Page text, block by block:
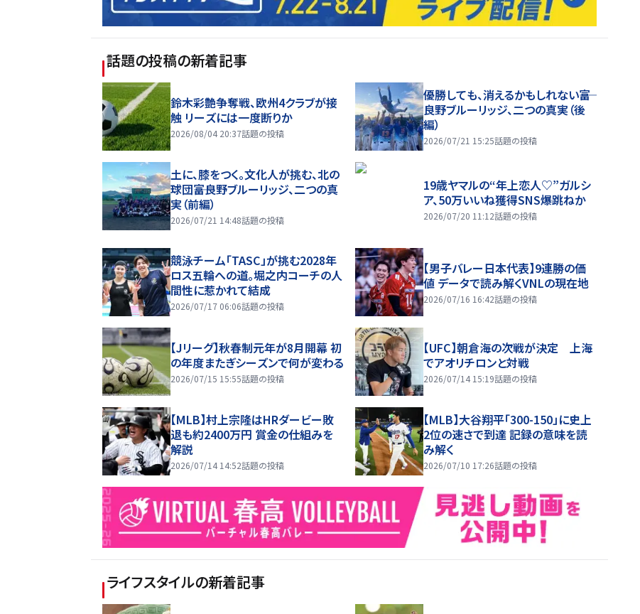
話題の投稿の新着記事
鈴木彩艶争奪戦、欧州4クラブが接
触 リーズには一度断りか
2026/08/04 20:37話題の投稿
優勝しても、消えるかもしれない――富
良野ブルーリッジ、二つの真実（後
編）
2026/07/21 15:25話題の投稿
土に、膝をつく。文化人が挑む、北の
球団――富良野ブルーリッジ、二つの真
実（前編）
2026/07/21 14:48話題の投稿
19歳ヤマルの“年上恋人♡”ガルシ
ア、50万いいね獲得SNS爆跳ねか
2026/07/20 11:12話題の投稿
競泳チーム「TASC」が挑む2028年
ロス五輪への道。堀之内コーチの人
間性に惹かれて結成
2026/07/17 06:06話題の投稿
【男子バレー日本代表】9連勝の価
値 データで読み解くVNLの現在地
2026/07/16 16:42話題の投稿
【Jリーグ】秋春制元年が8月開幕 初
の年度またぎシーズンで何が変わる
2026/07/15 15:55話題の投稿
【UFC】朝倉海の次戦が決定 上海
でアオリチロンと対戦
2026/07/14 15:19話題の投稿
【MLB】村上宗隆はHRダービー敗
退も約2400万円 賞金の仕組みを
解説
2026/07/14 14:52話題の投稿
【MLB】大谷翔平「300-150」に史上
2位の速さで到達 記録の意味を読
み解く
2026/07/10 17:26話題の投稿
ライフスタイルの新着記事